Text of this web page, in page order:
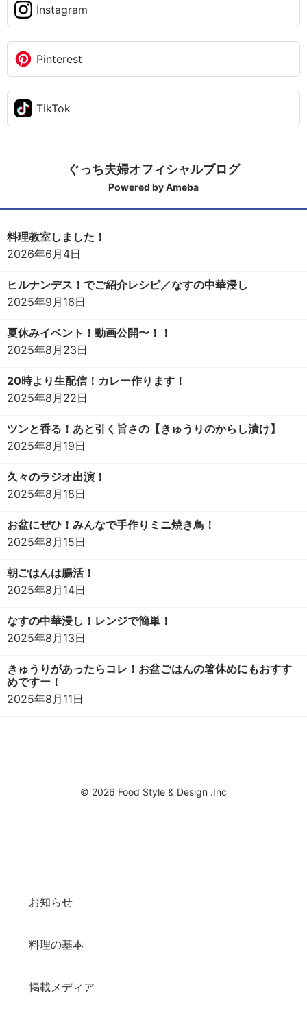
Instagram
Pinterest
TikTok
ぐっち夫婦オフィシャルブログ
Powered by Ameba
料理教室しました！
2026年6月4日
ヒルナンデス！でご紹介レシピ／なすの中華浸し
2025年9月16日
夏休みイベント！動画公開〜！！
2025年8月23日
20時より生配信！カレー作ります！
2025年8月22日
ツンと香る！あと引く旨さの【きゅうりのからし漬け】
2025年8月19日
久々のラジオ出演！
2025年8月18日
お盆にぜひ！みんなで手作りミニ焼き鳥！
2025年8月15日
朝ごはんは腸活！
2025年8月14日
なすの中華浸し！レンジで簡単！
2025年8月13日
きゅうりがあったらコレ！お盆ごはんの箸休めにもおすす
めですー！
2025年8月11日
© 2026 Food Style & Design .Inc
お知らせ
料理の基本
掲載メディア